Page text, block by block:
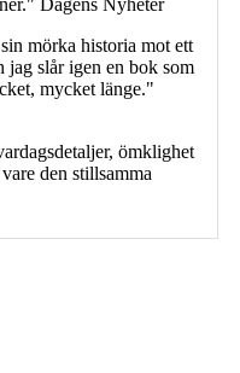
mörka historia mot ett
jag slår igen en bok som
mycket länge."
ömklighet
den stillsamma